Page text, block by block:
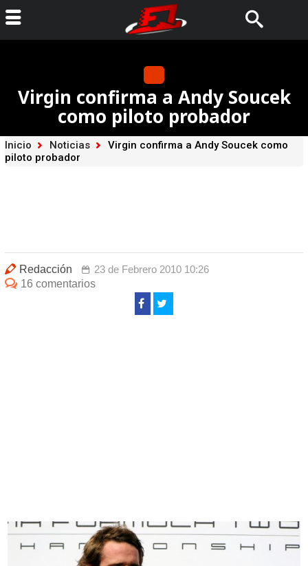
Virgin confirma a Andy Soucek
como piloto probador
Inicio Noticias
Virgin confirma a Andy Soucek como
piloto probador
Redacción
23 de Febrero 2010 10:26
16 comentarios